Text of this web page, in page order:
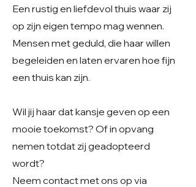
Een rustig en liefdevol thuis waar zij
op zijn eigen tempo mag wennen.
Mensen met geduld, die haar willen
begeleiden en laten ervaren hoe fijn
een thuis kan zijn.
Wil jij haar dat kansje geven op een
mooie toekomst? Of in opvang
nemen totdat zij geadopteerd
wordt?
Neem contact met ons op via